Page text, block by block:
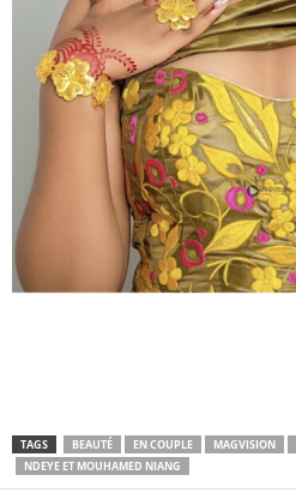
TAGS BEAUTÉ EN COUPLE MAGVISION
NDEYE ET MOUHAMED NIANG